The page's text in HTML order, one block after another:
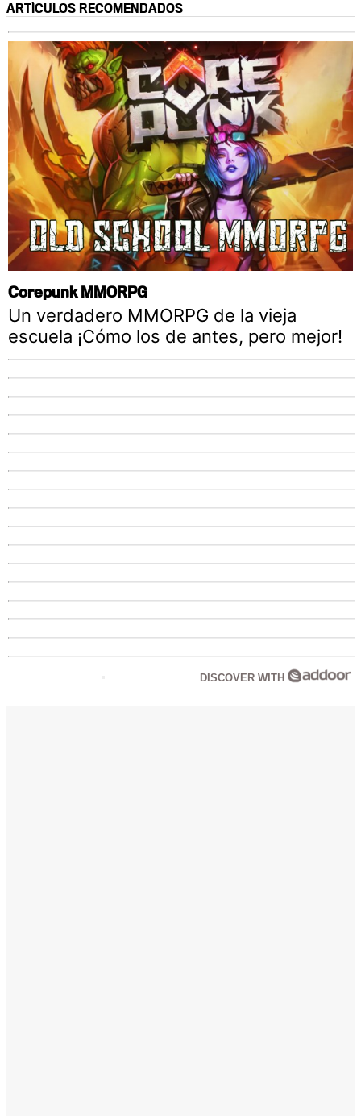
ARTÍCULOS RECOMENDADOS
Corepunk MMORPG
Un verdadero MMORPG de la vieja
escuela ¡Cómo los de antes, pero mejor!
DISCOVER WITH